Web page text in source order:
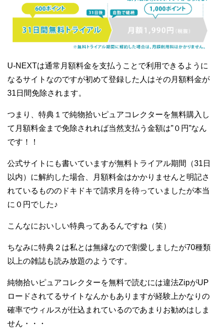
U-NEXTは通常月額料金を支払うことで利用できるように
なるサイトなのですが初めて登録した人はその月額料金が
31日間免除されます。
つまり、特典１で純物拾いピュアコレクターを無料購入し
て月額料金まで免除されれば当然支払う金額は”０円”なん
です！！
公式サイトにも書いていますが無料トライアル期間（31日
以内）に解約した場合、月額料金はかかりませんと明記さ
れているもののドキドキで請求月を待っていましたが本当
に０円でした♪
こんなにおいしい特典ってあるんですね（笑）
ちなみに特典２は私とは無縁なので割愛しましたが70種類
以上の雑誌も読み放題のようです。
純物拾いピュアコレクターを無料で読むには違法ZipがUP
ロードされてるサイトなんかもありますが経験上かなりの
確率でウィルスが仕込まれているのであまりお勧めはしま
せん・・・